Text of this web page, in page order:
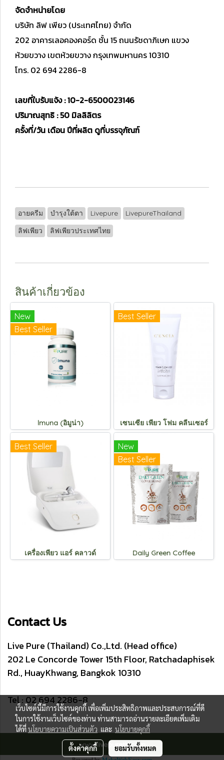
จัดจำหน่ายโดย
บริษัท ลิฟ เพียว (ประเทศไทย) จำกัด
202 อาคารเลอคองคอร์ด ชั้น 15 ถนนรัชดาภิเษก แขวง
ห้วยขวาง เขตห้วยขวาง กรุงเทพมหานคร 10310
โทร. 02 694 2286-8
เลขที่ใบรับแจ้ง : 10-2-6500023146
ปริมาณสุทธิ : 50 มิลลิลิตร
ครั้งที่/วัน เดือน ปีที่ผลิต ดูที่บรรจุภัณฑ์
อายครีม บำรุงใต้ตา Livepure
LivepureThailand
ลิฟเพียว
ลิฟเพียวประเทศไทย
สินค้าเกี่ยวข้อง
New
Best Seller
lmuna (อิมูน่า)
Best Seller
เซนเซีย เพียว โฟม คลีนเซอร์
Best Seller
เครื่องเพียว แอร์ คลาวด์
New
Best Seller
Daily Green Coffee
Contact Us
Live Pure (Thailand) Co.,Ltd. (Head office)
202 Le Concorde Tower 15th Floor, Ratchadaphisek
Rd., HuayKhwang, Bangkok 10310
Tel : 02 694 2286-8
www.livepureth.com
เว็บไซต์นี้มีการใช้งานคุกกี้ เพื่อเพิ่มประสิทธิภาพและประสบการณ์ที่ดี
ในการใช้งานเว็บไซต์ของท่าน ท่านสามารถอ่านรายละเอียดเพิ่มเติม
ได้ที่นโยบายความเป็นส่วนตัว และ นโยบายคุกกี้
ตั้งค่าคุกกี้ ยอมรับทั้งหมด